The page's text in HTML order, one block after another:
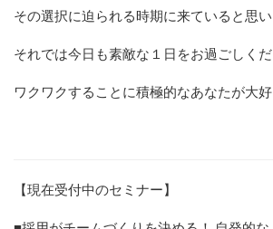
その選択に迫られる時期に来ていると思い
それでは今日も素敵な１日をお過ごしくだ
ワクワクすることに積極的なあなたが大好
【現在受付中のセミナー】